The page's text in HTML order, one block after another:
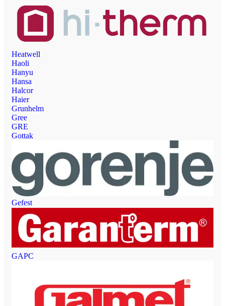
Heatwell
Haoli
Hanyu
Hansa
Halcor
Haier
Grunhelm
Gree
GRE
Gottak
Gefest
GAPC